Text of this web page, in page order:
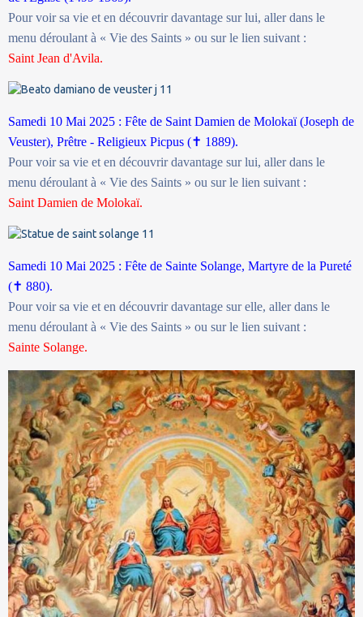
Pour voir sa vie et en découvrir davantage sur lui, aller dans le
menu déroulant à « Vie des Saints » ou sur le lien suivant :
Saint Jean d'Avila.
Samedi 10 Mai 2025 : Fête de Saint Damien de Molokaï (Joseph de
Veuster), Prêtre - Religieux Picpus (✝ 1889).
Pour voir sa vie et en découvrir davantage sur lui, aller dans le
menu déroulant à « Vie des Saints » ou sur le lien suivant :
Saint Damien de Molokaï.
Samedi 10 Mai 2025 : Fête de Sainte Solange, Martyre de la Pureté
(✝ 880).
Pour voir sa vie et en découvrir davantage sur elle, aller dans le
menu déroulant à « Vie des Saints » ou sur le lien suivant :
Sainte Solange.